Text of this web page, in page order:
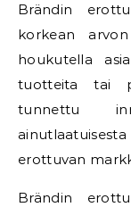
Brändin
korkean
houkutella
tuotteita tai
tunnettu
erottuvan
Brändin